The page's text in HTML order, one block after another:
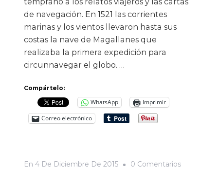
de navegación. En 1521 las corrientes
marinas y los vientos llevaron hasta sus
costas la nave de Magallanes que
realizaba la primera expedición para
circunnavegar el globo. …
Compártelo:
WhatsApp
Imprimir
Correo electrónico
En 4 De Diciembre De 2015 0 ComentariosEn